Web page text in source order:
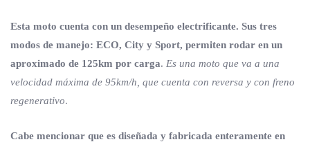
Esta moto cuenta con un desempeño electrificante. Sus tres
modos de manejo: ECO, City y Sport, permiten rodar en un
aproximado de 125km por carga. Es una moto que va a una
velocidad máxima de 95km/h, que cuenta con reversa y con freno
regenerativo.
Cabe mencionar que es diseñada y fabricada enteramente en